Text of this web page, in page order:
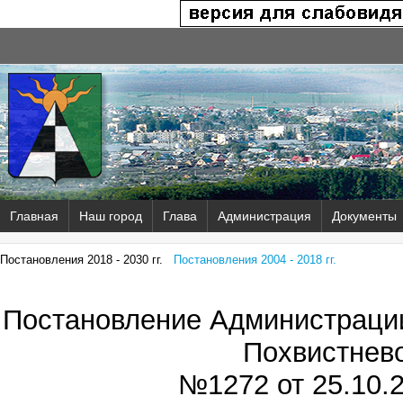
Главная Наш город Глава Администрация Документы
Постановления 2018 - 2030 гг. Постановления 2004 - 2018 гг.
Постановление
№1272 от